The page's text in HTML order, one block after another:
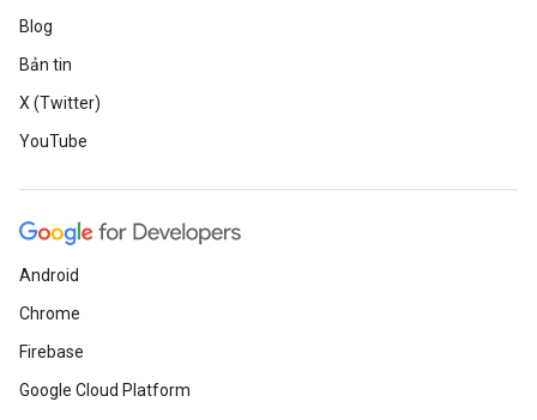
Blog
Bản tin
X (Twitter)
YouTube
Android
Chrome
Firebase
Google Cloud Platform